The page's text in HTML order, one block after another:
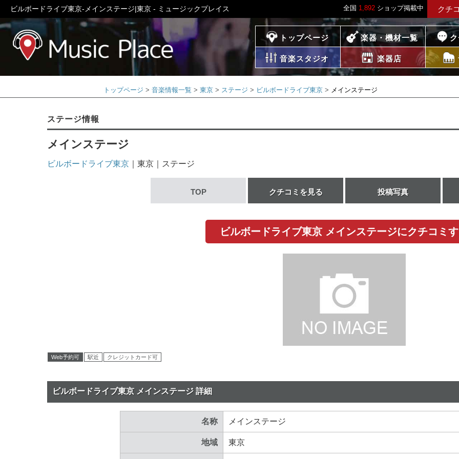
全国 1,892 ショップ掲載中 クチ
ビルボードライブ東京-メインステージ|東京 - ミュージックプレイス
ミュージックプレイス トップページ 楽器・機材一覧
音楽スタジオ 楽器店
トップページ 音楽情報一覧 東京 ステージ ビルボードライブ東京 メインステージ
ステージ情報
メインステージ
ビルボードライブ東京 ｜東京｜ステージ
TOP クチコミを見る 投稿写真
ビルボードライブ東京 メインステージにクチコミ
Web予約可 駅近 クレジットカード可
ビルボードライブ東京 メインステージ 詳細
名称 メインステージ
地域 東京